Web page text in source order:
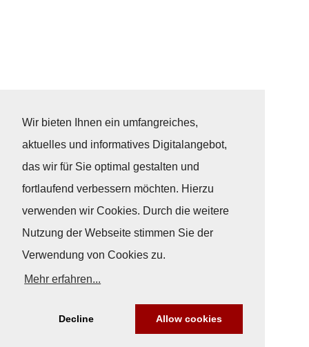
Wir bieten Ihnen ein umfangreiches,
aktuelles und informatives Digitalangebot,
das wir für Sie optimal gestalten und
fortlaufend verbessern möchten. Hierzu
verwenden wir Cookies. Durch die weitere
Nutzung der Webseite stimmen Sie der
Verwendung von Cookies zu.
Mehr erfahren...
Decline Allow cookies